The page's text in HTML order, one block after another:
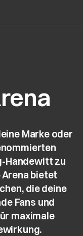
Markeoder
Handewitt zu
Arena bietet
, die deine
Fans und
maximale
.